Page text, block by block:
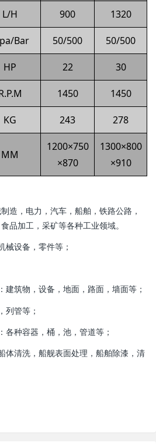
L/H 900 1320
Bar 50/500 50/500
HP 22 30
1450 1450
KG 243 278
MM
1200×750
×870
1300×800
×910
造，电力，汽车，船舶，铁路公路，
品加工，采矿等各种工业领域。
械设备，零件等；
建筑物，设备，地面，路面，墙面等；
列管等；
各种容器，桶，池，管道等；
体清洗，船舰表面处理，船舶除漆，清